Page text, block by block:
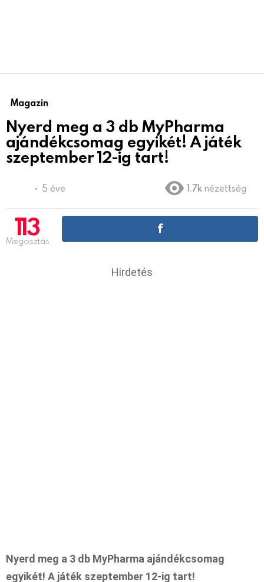
Magazin
Nyerd meg a 3 db MyPharma
ajándékcsomag egyikét! A játék
szeptember 12-ig tart!
5 éve 1.7k nézettség
113
Megosztás
Hirdetés
Nyerd meg a 3 db MyPharma ajándékcsomag
egyikét! A játék szeptember 12-ig tart!